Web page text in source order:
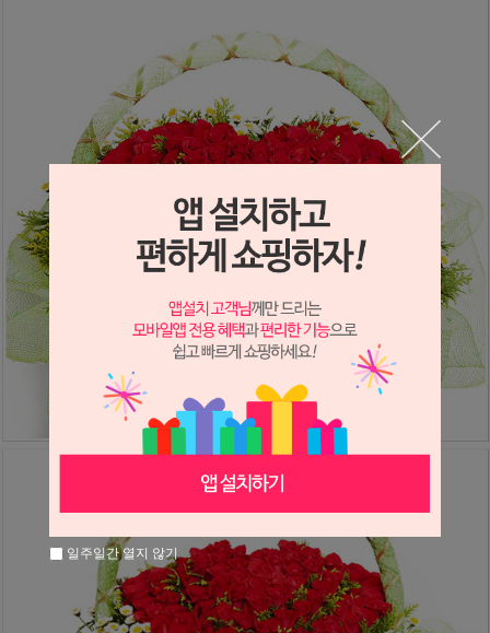
일주일간 열지 않기